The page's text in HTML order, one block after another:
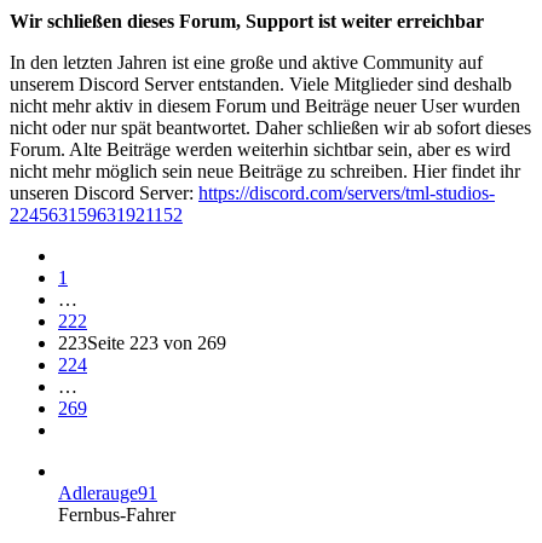
Wir schließen dieses Forum, Support ist weiter erreichbar
In den letzten Jahren ist eine große und aktive Community auf
unserem Discord Server entstanden. Viele Mitglieder sind deshalb
nicht mehr aktiv in diesem Forum und Beiträge neuer User wurden
nicht oder nur spät beantwortet. Daher schließen wir ab sofort dieses
Forum. Alte Beiträge werden weiterhin sichtbar sein, aber es wird
nicht mehr möglich sein neue Beiträge zu schreiben. Hier findet ihr
unseren Discord Server: https://discord.com/servers/tml-studios-
224563159631921152
1
…
222
223Seite 223 von 269
224
…
269
Adlerauge91
Fernbus-Fahrer